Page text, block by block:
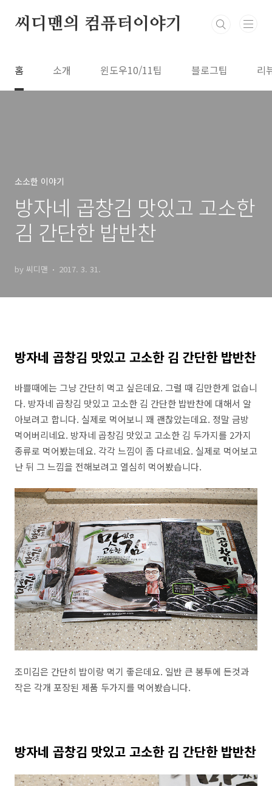
씨디맨의 컴퓨터이야기
홈 소개 윈도우10/11팁 블로그팁 리
소소한 이야기
방자네 곱창김 맛있고 고소한
김 간단한 밥반찬
by 씨디맨 2017. 3. 31.
방자네 곱창김 맛있고 고소한 김 간단한 밥반찬
바쁠때에는 그냥 간단히 먹고 싶은데요. 그럴 때 김만한게 없습니
다. 방자네 곱창김 맛있고 고소한 김 간단한 밥반찬에 대해서 알
아보려고 합니다. 실제로 먹어보니 꽤 괜찮았는데요. 정말 금방
먹어버리네요. 방자네 곱창김 맛있고 고소한 김 두가지를 2가지
종류로 먹어봤는데요. 각각 느낌이 좀 다르네요. 실제로 먹어보고
난 뒤 그 느낌을 전해보려고 열심히 먹어봤습니다.
조미김은 간단히 밥이랑 먹기 좋은데요. 일반 큰 봉투에 든것과
작은 각개 포장된 제품 두가지를 먹어봤습니다.
방자네 곱창김 맛있고 고소한 김 간단한 밥반찬